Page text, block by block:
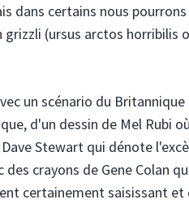
dans certains nous
grizzli (ursus arctos horribilis
un scénario du
d'un dessin de Mel Rubi
Stewart qui dénote
des crayons de Gene Colan
certainement saisissant